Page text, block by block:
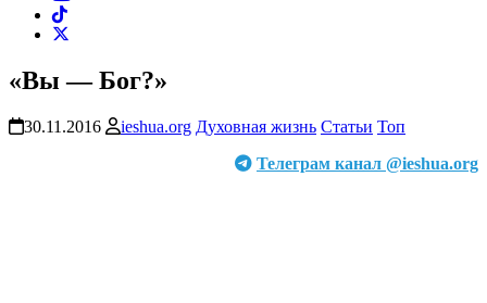
«Вы — Бог?»
30.11.2016 ieshua.org Духовная жизнь Статьи Топ
Телеграм канал @ieshua.org